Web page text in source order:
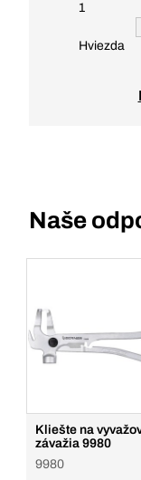
1
Hviezda
Naše
Kliešte na
závažia 9980
9980